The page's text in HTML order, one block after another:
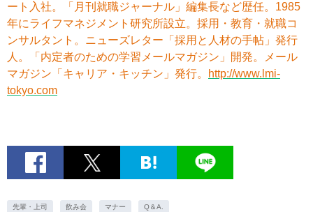
ート入社。「月刊就職ジャーナル」編集長など歴任。1985
年にライフマネジメント研究所設立。採用・教育・就職コ
ンサルタント。ニューズレター「採用と人材の手帖」発行
人。「内定者のための学習メールマガジン」開発。メール
マガジン「キャリア・キッチン」発行。
http://www.lmi-
tokyo.com
先輩・上司 飲み会 マナー Q＆A.